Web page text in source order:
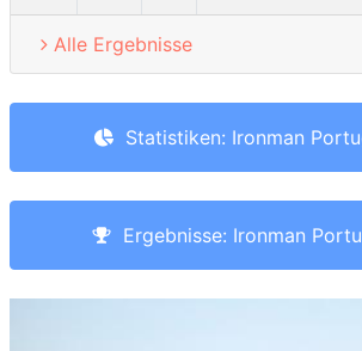
Alle Ergebnisse
Statistiken: Ironman
Ergebnisse: Ironman